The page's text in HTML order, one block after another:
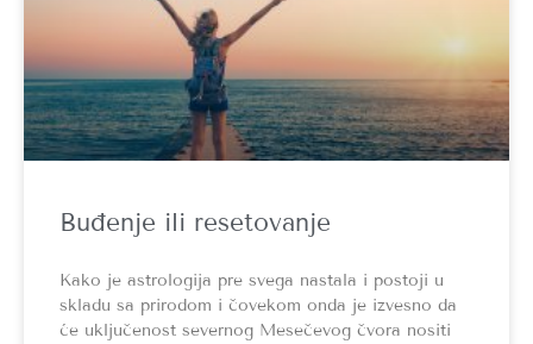
Buđenje ili resetovanje
Kako je astrologija pre svega nastala i postoji u
skladu sa prirodom i čovekom onda je izvesno da
će uključenost severnog Mesečevog čvora nositi